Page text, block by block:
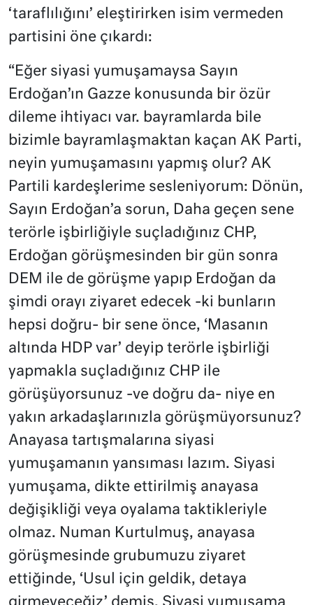
‘taraflılığını’ eleştirirken isim vermeden
partisini öne çıkardı:
“Eğer siyasi yumuşamaysa Sayın
Erdoğan’ın Gazze konusunda bir özür
dileme ihtiyacı var. bayramlarda bile
bizimle bayramlaşmaktan kaçan AK Parti,
neyin yumuşamasını yapmış olur? AK
Partili kardeşlerime sesleniyorum: Dönün,
Sayın Erdoğan’a sorun, Daha geçen sene
terörle işbirliğiyle suçladığınız CHP,
Erdoğan görüşmesinden bir gün sonra
DEM ile de görüşme yapıp Erdoğan da
şimdi orayı ziyaret edecek -ki bunların
hepsi doğru- bir sene önce, ‘Masanın
altında HDP var’ deyip terörle işbirliği
yapmakla suçladığınız CHP ile
görüşüyorsunuz -ve doğru da- niye en
yakın arkadaşlarınızla görüşmüyorsunuz?
Anayasa tartışmalarına siyasi
yumuşamanın yansıması lazım. Siyasi
yumuşama, dikte ettirilmiş anayasa
değişikliği veya oyalama taktikleriyle
olmaz. Numan Kurtulmuş, anayasa
görüşmesinde grubumuzu ziyaret
ettiğinde, ‘Usul için geldik, detaya